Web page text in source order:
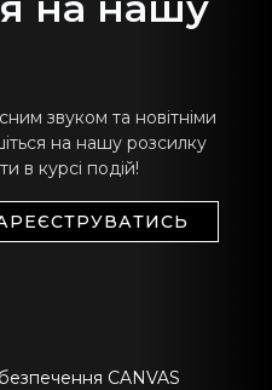
звуком та новітніми
на нашу розсилку
в курсі подій!
CANVAS